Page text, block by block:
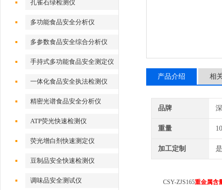
孔雀石绿检测仪
多功能食品安全分析仪
多参数食品安全综合分析仪
手持式多功能食品安全测定仪
一体化食品安全执法检测仪
精密光谱食品安全分析仪
ATP荧光快速检测仪
荧光增白剂快速测定仪
豆制品安全快速检测仪
调味品安全测试仪
产品介绍 相
品牌
重量
加工定制 是
CSY-ZJS165重金属含